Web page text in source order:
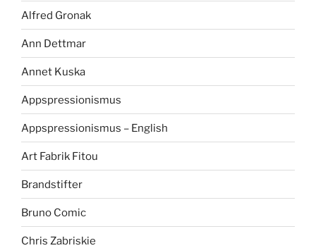
Alfred Gronak
Ann Dettmar
Annet Kuska
Appspressionismus
Appspressionismus – English
Art Fabrik Fitou
Brandstifter
Bruno Comic
Chris Zabriskie